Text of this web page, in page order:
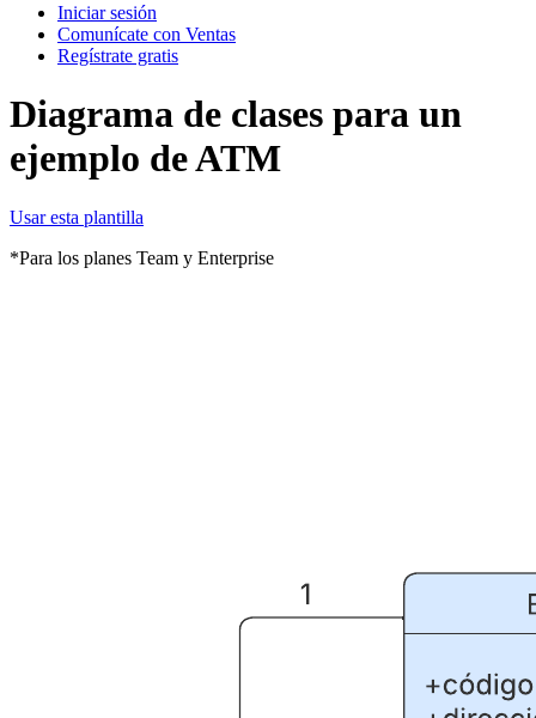
Iniciar sesión
Comunícate con Ventas
Regístrate gratis
Diagrama de clases para un
ejemplo de ATM
Usar esta plantilla
*Para los planes Team y Enterprise